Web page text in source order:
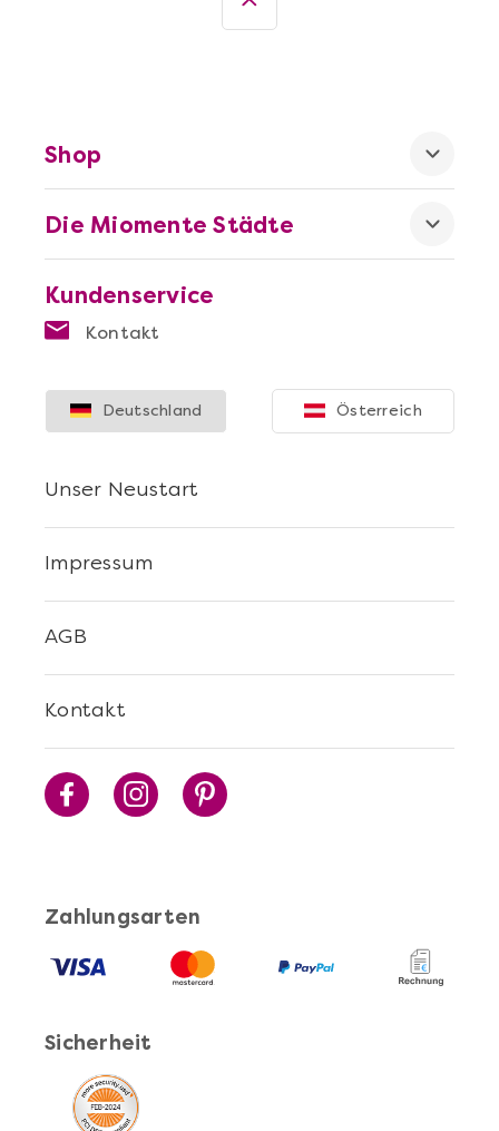
Kundenservice
Kontakt
Die Miomente Städte
Shop
Zahlungsarten
Sicherheit
Kontakt
AGB
Impressum
Unser Neustart
Deutschland Österreich